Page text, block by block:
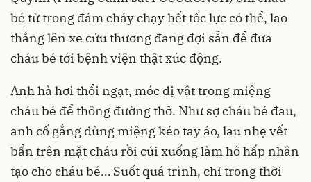
bé từ trong đám cháy chạy hết tốc lực có thể, lao
thẳng lên xe cứu thương đang đợi sẵn để đưa
cháu bé tới bệnh viện thật xúc động.
Anh hà hơi thổi ngạt, móc dị vật trong miệng
cháu bé để thông đường thở. Như sợ cháu bé đau,
anh cố gắng dùng miệng kéo tay áo, lau nhẹ vết
bẩn trên mặt cháu rồi cúi xuống làm hô hấp nhân
tạo cho cháu bé… Suốt quá trình, chỉ trong thời